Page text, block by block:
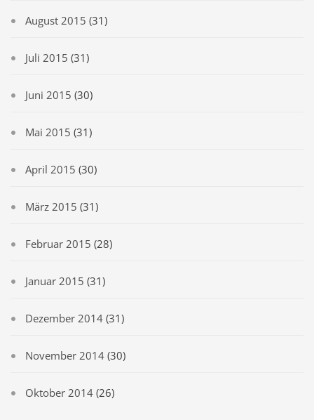
August 2015 (31)
Juli 2015 (31)
Juni 2015 (30)
Mai 2015 (31)
April 2015 (30)
März 2015 (31)
Februar 2015 (28)
Januar 2015 (31)
Dezember 2014 (31)
November 2014 (30)
Oktober 2014 (26)